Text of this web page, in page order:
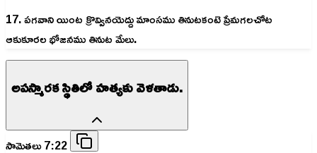
17. పగవాని యింట క్రొవ్వినయెద్దు మాంసము తినుటకంటె ప్రేమగలచోట
ఆకుకూరల భోజనము తినుట మేలు.
అపస్మారక స్థితిలో హత్యకు వెళతాడు.
సామెతలు 7:22